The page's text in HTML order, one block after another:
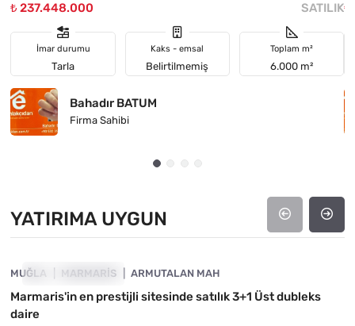
₺ 237.448.000
SATILIK
İmar durumu
Tarla
Kaks - emsal
Belirtilmemiş
Toplam m²
6.000 m²
Bahadır BATUM
Firma Sahibi
₺
YATIRIMA UYGUN
YATIRIMA UYGUN
MUĞLA MARMARIS ARMUTALAN MAH
Marmaris'in en prestijli sitesinde satılık 3+1 Üst dubleks
daire